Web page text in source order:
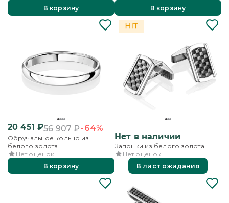
В корзину
В корзину
20 451 ₽56 907₽-64%
Обручальное кольцо из
белого золота
Нет оценок
В корзину
Нет в наличии
Запонки из белого золота
Нет оценок
В лист ожидания